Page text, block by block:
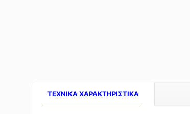
TEXNIKA ΧΑΡΑΚΤΗΡΙΣΤΙΚΑ